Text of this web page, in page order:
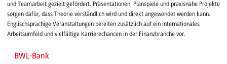
und Teamarbeit gezielt gefördert. Präsentationen, Planspiele und praxisnahe Projekte
sorgen dafür, dass Theorie verständlich wird und direkt angewendet werden kann.
Englischsprachige Veranstaltungen bereiten zusätzlich auf ein internationales
Arbeitsumfeld und vielfältige Karrierechancen in der Finanzbranche vor.
BWL-Bank